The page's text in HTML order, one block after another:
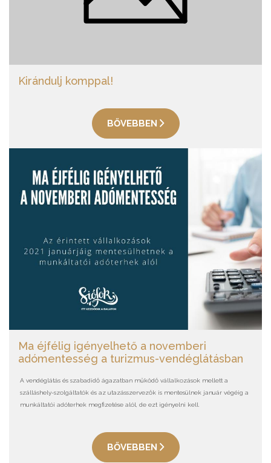
Kirándulj komppal!
BŐVEBBEN
Ma éjfélig igényelhető a novemberi
adómentesség a turizmus-vendéglátásban
A vendéglátás és szabadidő ágazatban működő vállalkozások mellett a
szálláshely-szolgáltatók és az utazásszervezők is mentesülnek január végéig a
munkáltatói adóterhek megfizetése alól, de ezt igényelni kell.
BŐVEBBEN